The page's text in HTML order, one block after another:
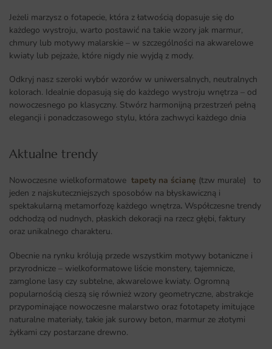
Jeżeli marzysz o fotapecie, która z łatwością dopasuje się do
każdego wystroju, warto postawić na takie wzory jak marmur,
chmury lub motywy malarskie – w szczególności na akwarelowe
kwiaty lub pejzaże, które nigdy nie wyjdą z mody.
Odkryj nasz szeroki wybór wzorów w uniwersalnych, neutralnych
kolorach. Idealnie dopasują się do każdego wystroju wnętrza – od
nowoczesnego po klasyczny. Stwórz harmonijną przestrzeń pełną
elegancji i ponadczasowego stylu, która zachwyci każdego dnia
Aktualne trendy​
Nowoczesne wielkoformatowe tapety na ścianę (tzw murale) to
jeden z najskuteczniejszych sposobów na błyskawiczną i
spektakularną metamorfozę każdego wnętrza. Współczesne trendy
odchodzą od nudnych, płaskich dekoracji na rzecz głębi, faktury
oraz unikalnego charakteru.
Obecnie na rynku królują przede wszystkim motywy botaniczne i
przyrodnicze – wielkoformatowe liście monstery, tajemnicze,
zamglone lasy czy subtelne, akwarelowe kwiaty. Ogromną
popularnością cieszą się również wzory geometryczne, abstrakcje
przypominające nowoczesne malarstwo oraz fototapety imitujące
naturalne materiały, takie jak surowy beton, marmur ze złotymi
żyłkami czy postarzane drewno.